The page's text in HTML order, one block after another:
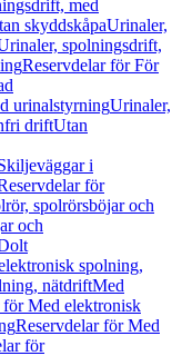
med
skyddskåpaUrinaler,
spolningsdrift,
Reservdelar för För
urinalstyrningUrinaler,
driftUtan
i
för
spolrörsböjar och
och
spolning,
nätdriftMed
för Med elektronisk
Reservdelar för Med
för